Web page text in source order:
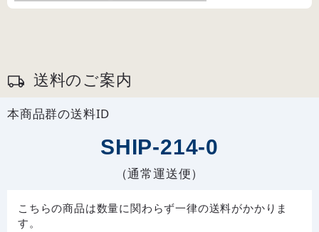
送料のご案内
本商品群の送料ID
SHIP-214-0
（通常運送便）
こちらの商品は数量に関わらず一律の送料がかかりま
す。